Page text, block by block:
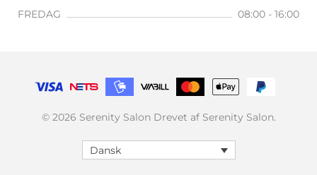
FREDAG
08:00 - 16:00
© 2026 Serenity Salon Drevet af Serenity Salon.
Dansk